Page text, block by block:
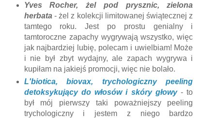
Yves Rocher, żel pod prysznic, zielona
herbata - żel z kolekcji limitowanej świątecznej z
tamtego roku. Jest po prostu genialny i
tamtoroczne zapachy wygrywają wszystko, więc
jak najbardziej lubię, polecam i uwielbiam! Może
i nie był zbyt wydajny, ale zapach wygrywa i
kupiłam na jakiejś promocji, więc nie bolało.
L'biotica, biovax, trychologiczny peeling
detoksykujący do włosów i skóry głowy- to
był mój pierwszy taki poważniejszy peeling
trychologiczny i jestem z niego bardzo